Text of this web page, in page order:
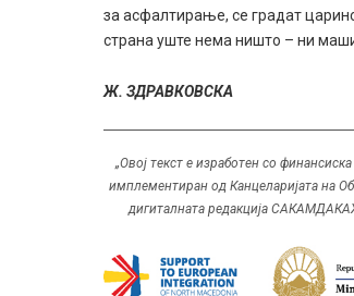
за асфалтирање, се градат
страна уште нема ништо – ни
Ж. ЗДРАВКОВСКА
„Овој текст е изработен со
имплементиран од Канцеларијата на
дигиталната редакција